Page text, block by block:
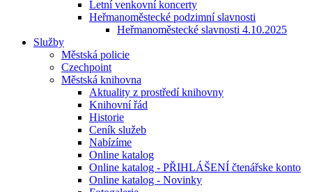
Letní venkovní koncerty
Heřmanoměstecké podzimní slavnosti
Heřmanoměstecké slavnosti 4.10.2025
Služby
Městská policie
Czechpoint
Městská knihovna
Aktuality z prostředí knihovny
Knihovní řád
Historie
Ceník služeb
Nabízíme
Online katalog
Online katalog - PŘIHLÁŠENÍ čtenářske konto
Online katalog - Novinky